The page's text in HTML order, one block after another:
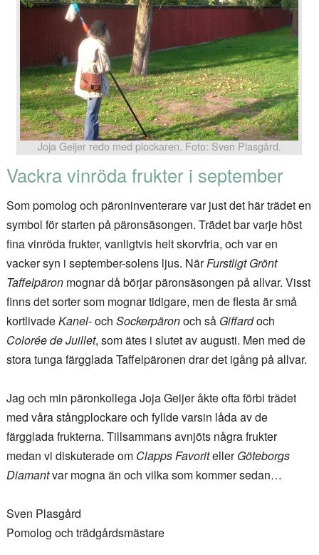
Joja Geijer redo med plockaren. Foto: Sven Plasgård.
Vackra vinröda frukter i september
Som pomolog och päroninventerare var just det här trädet en
symbol för starten på päronsäsongen. Trädet bar varje höst
fina vinröda frukter, vanligtvis helt skorvfria, och var en
vacker syn i september-solens ljus. NärFurstligt Grönt
Taffelpäronmognar då börjar päronsäsongen på allvar. Visst
finns det sorter som mognar tidigare, men de flesta är små
kortlivadeKanel-och Sockerpäronoch så Giffardoch
Colorée de Juillet, som ätes i slutet av augusti. Men med de
stora tunga färgglada Taffelpäronen drar det igång på allvar.
Jag och min päronkollega Joja Geijer åkte ofta förbi trädet
med våra stångplockare och fyllde varsin låda av de
färgglada frukterna. Tillsammans avnjöts några frukter
medan vi diskuterade om Clapps FavoritellerGöteborgs
Diamantvar mogna än och vilka som kommer sedan…
Sven Plasgård
Pomolog och trädgårdsmästare